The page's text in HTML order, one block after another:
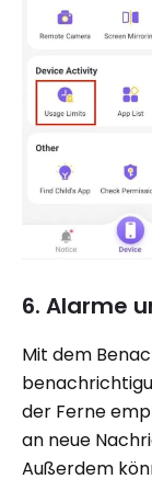
6. Alarme
Mit dem
der Ferne
an neue
Außerdem